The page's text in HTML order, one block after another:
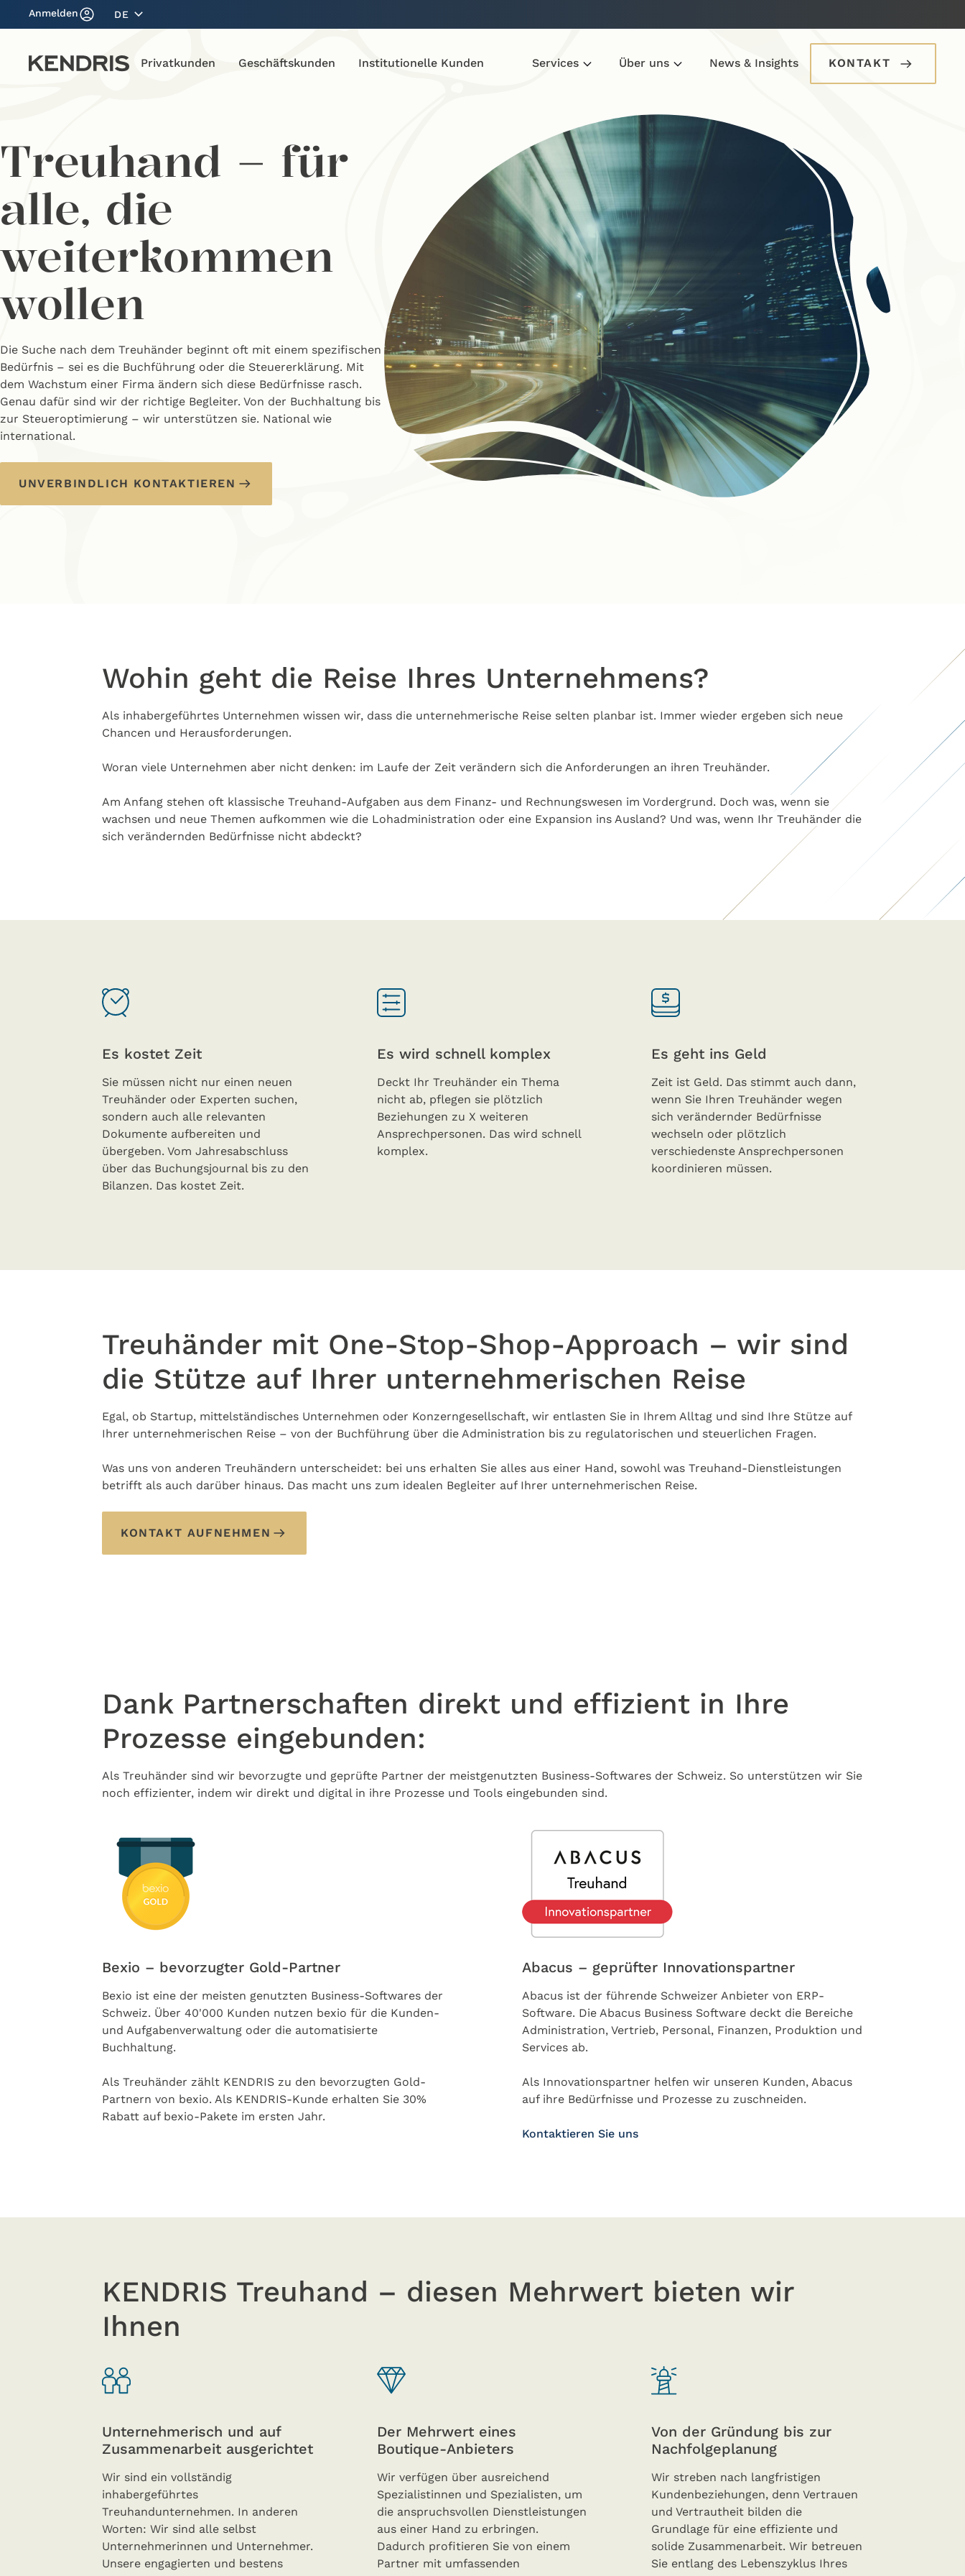
Anmelden DE
Privatkunden Geschäftskunden Institutionelle Kunden Services Über uns News & Insights KONTAKT
Treuhand – für
alle, die
weiterkommen
wollen
Die Suche nach dem Treuhänder beginnt oft mit einem spezifischen
Bedürfnis – sei es die Buchführung oder die Steuererklärung. Mit
dem Wachstum einer Firma ändern sich diese Bedürfnisse rasch.
Genau dafür sind wir der richtige Begleiter. Von der Buchhaltung bis
zur Steueroptimierung – wir unterstützen sie. National wie
international.
UNVERBINDLICH KONTAKTIEREN
Wohin geht die Reise Ihres Unternehmens?
Als inhabergeführtes Unternehmen wissen wir, dass die unternehmerische Reise selten planbar ist. Immer wieder ergeben sich neue
Chancen und Herausforderungen.
Woran viele Unternehmen aber nicht denken: im Laufe der Zeit verändern sich die Anforderungen an ihren Treuhänder.
Am Anfang stehen oft klassische Treuhand-Aufgaben aus dem Finanz- und Rechnungswesen im Vordergrund. Doch was, wenn sie
wachsen und neue Themen aufkommen wie die Lohadministration oder eine Expansion ins Ausland? Und was, wenn Ihr Treuhänder die
sich verändernden Bedürfnisse nicht abdeckt?
Es kostet Zeit
Sie müssen nicht nur einen neuen
Treuhänder oder Experten suchen,
sondern auch alle relevanten
Dokumente aufbereiten und
übergeben. Vom Jahresabschluss
über das Buchungsjournal bis zu den
Bilanzen. Das kostet Zeit.
Es wird schnell komplex
Deckt Ihr Treuhänder ein Thema
nicht ab, pflegen sie plötzlich
Beziehungen zu X weiteren
Ansprechpersonen. Das wird schnell
komplex.
Es geht ins Geld
Zeit ist Geld. Das stimmt auch dann,
wenn Sie Ihren Treuhänder wegen
sich verändernder Bedürfnisse
wechseln oder plötzlich
verschiedenste Ansprechpersonen
koordinieren müssen.
Treuhänder mit One-Stop-Shop-Approach – wir sind
die Stütze auf Ihrer unternehmerischen Reise
Egal, ob Startup, mittelständisches Unternehmen oder Konzerngesellschaft, wir entlasten Sie in Ihrem Alltag und sind Ihre Stütze auf
Ihrer unternehmerischen Reise – von der Buchführung über die Administration bis zu regulatorischen und steuerlichen Fragen.
Was uns von anderen Treuhändern unterscheidet: bei uns erhalten Sie alles aus einer Hand, sowohl was Treuhand-Dienstleistungen
betrifft als auch darüber hinaus. Das macht uns zum idealen Begleiter auf Ihrer unternehmerischen Reise.
KONTAKT AUFNEHMEN
Dank Partnerschaften direkt und effizient in Ihre
Prozesse eingebunden:
Als Treuhänder sind wir bevorzugte und geprüfte Partner der meistgenutzten Business-Softwares der Schweiz. So unterstützen wir Sie
noch effizienter, indem wir direkt und digital in ihre Prozesse und Tools eingebunden sind.
Bexio – bevorzugter Gold-Partner
Bexio ist eine der meisten genutzten Business-Softwares der
Schweiz. Über 40'000 Kunden nutzen bexio für die Kunden-
und Aufgabenverwaltung oder die automatisierte
Buchhaltung.
Als Treuhänder zählt KENDRIS zu den bevorzugten Gold-
Partnern von bexio. Als KENDRIS-Kunde erhalten Sie 30%
Rabatt auf bexio-Pakete im ersten Jahr.
Abacus – geprüfter Innovationspartner
Abacus ist der führende Schweizer Anbieter von ERP-
Software. Die Abacus Business Software deckt die Bereiche
Administration, Vertrieb, Personal, Finanzen, Produktion und
Services ab.
Als Innovationspartner helfen wir unseren Kunden, Abacus
auf ihre Bedürfnisse und Prozesse zu zuschneiden.
Kontaktieren Sie uns
KENDRIS Treuhand – diesen Mehrwert bieten wir
Ihnen
Unternehmerisch und auf
Zusammenarbeit ausgerichtet
Wir sind ein vollständig
inhabergeführtes
Treuhandunternehmen. In anderen
Worten: Wir sind alle selbst
Unternehmerinnen und Unternehmer.
Unsere engagierten und bestens
Der Mehrwert eines
Boutique-Anbieters
Wir verfügen über ausreichend
Spezialistinnen und Spezialisten, um
die anspruchsvollen Dienstleistungen
aus einer Hand zu erbringen.
Dadurch profitieren Sie von einem
Partner mit umfassenden
Von der Gründung bis zur
Nachfolgeplanung
Wir streben nach langfristigen
Kundenbeziehungen, denn Vertrauen
und Vertrautheit bilden die
Grundlage für eine effiziente und
solide Zusammenarbeit. Wir betreuen
Sie entlang des Lebenszyklus Ihres